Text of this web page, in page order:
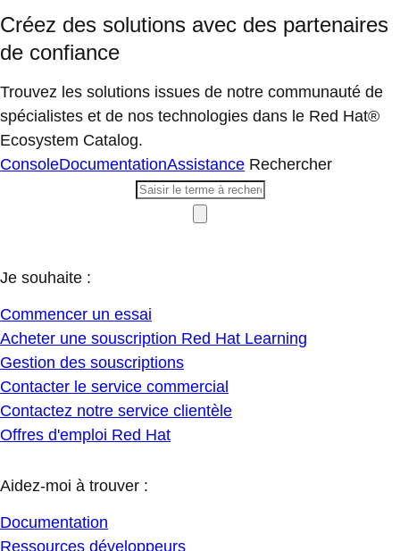
Créez des solutions avec des partenaires
de confiance
Trouvez les solutions issues de notre communauté de
spécialistes et de nos technologies dans le Red Hat®
Ecosystem Catalog.
ConsoleDocumentationAssistance Rechercher
Je souhaite :
Commencer un essai
Acheter une souscription Red Hat Learning
Gestion des souscriptions
Contacter le service commercial
Contactez notre service clientèle
Offres d'emploi Red Hat
Aidez-moi à trouver :
Documentation
Ressources développeurs